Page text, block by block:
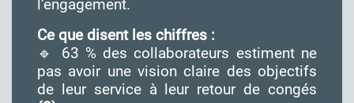
l’engagement.
Ce que disent les chiffres :
🔹 63 % des collaborateurs estiment ne
pas avoir une vision claire des objectifs
de leur service à leur retour de congés